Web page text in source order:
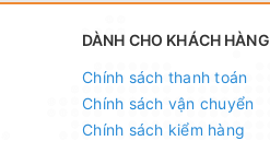
DÀNH CHO KHÁCH HÀNG
Chính sách thanh toán
Chính sách vận chuyển
Chính sách kiểm hàng